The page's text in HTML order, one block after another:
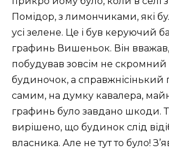
Помідор, з лимончиками, які
усі зелене. Це і був керуючий
графинь Вишеньок. Він
побудував зовсім не скромний
будиночок, а справжнісінький
самим, на думку кавалера,
графинь було завдано шкоди.
вирішено, що будинок слід
власника. Але не тут то було!